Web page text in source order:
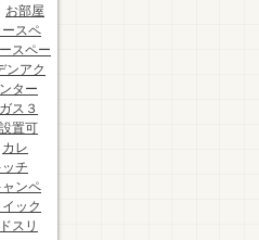
お部屋
ースペ
スペー
ンアク
ター
ガス３
置可
カレ
ッチ
ャンペ
イック
スリ